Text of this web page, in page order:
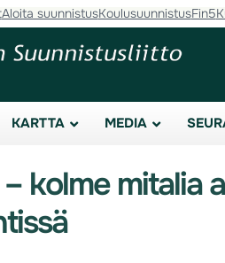
Aloita suunnistusKoulusuunnistusFin5
KARTTA MEDIA
kolme